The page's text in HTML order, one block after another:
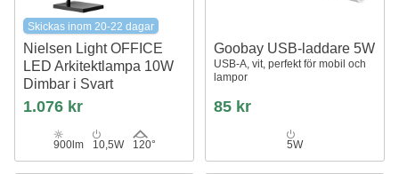
Skickas inom 20-22 dagar
Nielsen Light OFFICE
LED Arkitektlampa 10W
Dimbar i Svart
1.076 kr
900lm 10,5W 120°
Goobay USB-laddare 5W
USB-A, vit, perfekt för mobil och
lampor
85 kr
5W